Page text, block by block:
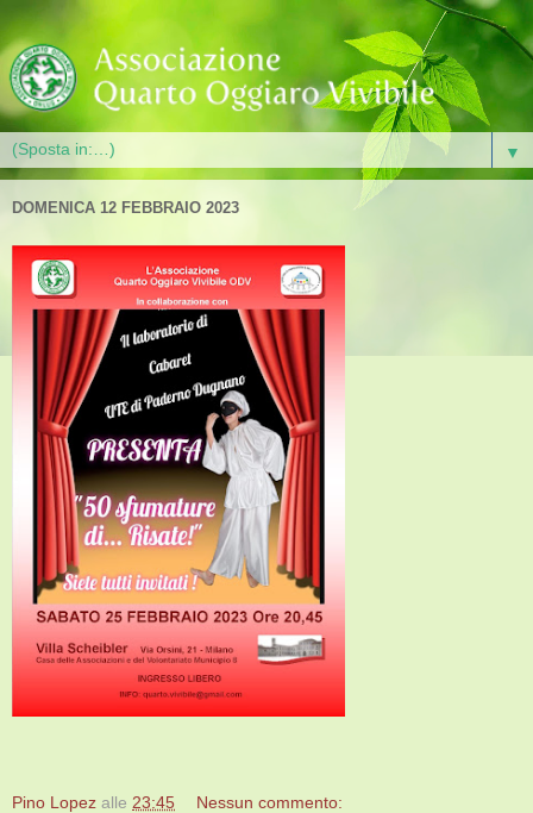
▼
DOMENICA 12 FEBBRAIO 2023
Pino Lopez alle 23:45 Nessun commento: